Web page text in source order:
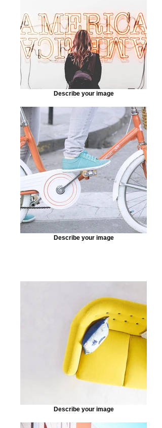
Describe your image
Describe your image
Describe your image